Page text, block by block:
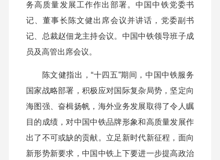
务高质量发展工作作出部署。中国中铁党委书
记、董事长陈文健出席会议并讲话，党委副书
记、总裁赵佃龙主持会议。中国中铁领导班子成
员及高管出席会议。
陈文健指出，“十四五”期间，中国中铁服务
国家战略部署，积极应对国际复杂局势，坚定向
海图强、奋楫扬帆，海外业务发展取得了令人瞩
目的成绩，对中国中铁品牌形象和高质量发展作
出了不可或缺的贡献。立足新时代新征程，面向
新形势新要求，中国中铁上下要进一步提高政治